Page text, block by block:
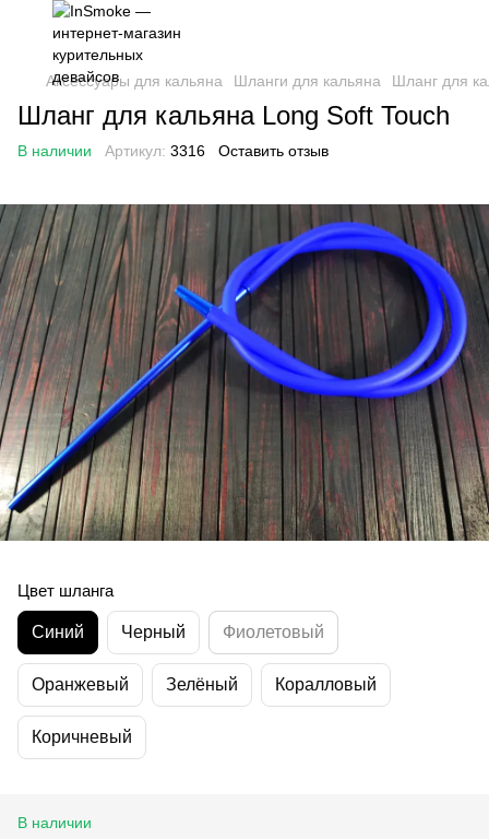
Аксессуары для кальяна Шланги для кальяна Шланг для
Шланг для кальяна Long Soft Touch
В наличии Артикул: 3316 Оставить отзыв
Цвет шланга
Синий Черный Фиолетовый
Оранжевый Зелёный Коралловый
Коричневый
В наличии